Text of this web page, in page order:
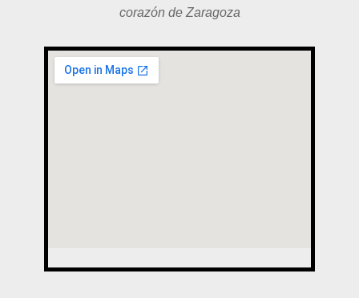
corazón de Zaragoza